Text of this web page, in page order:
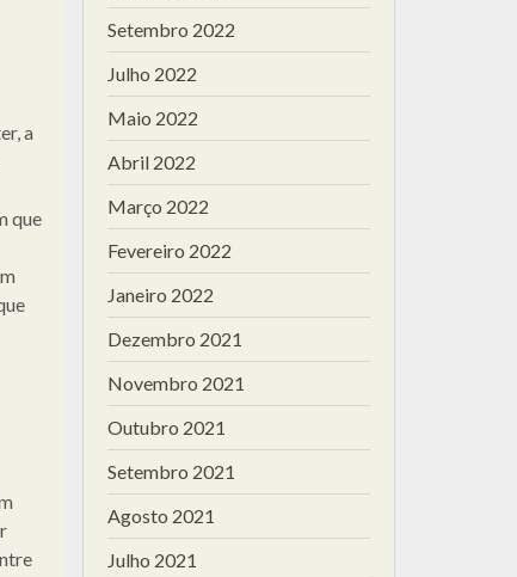
a
que
Setembro 2022
Julho 2022
Maio 2022
Abril 2022
Março 2022
Fevereiro 2022
Janeiro 2022
Dezembro 2021
Novembro 2021
Outubro 2021
Setembro 2021
Agosto 2021
Julho 2021